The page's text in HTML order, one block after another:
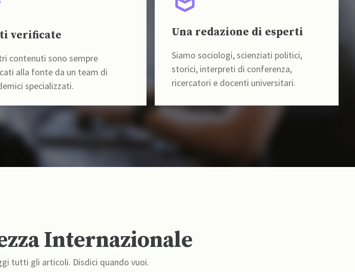
verificate
contenuti sono sempre
alla fonte da un team di
specializzati.
Una redazione di esperti
Siamo sociologi, scienziati politici,
storici, interpreti di conferenza,
ricercatori e docenti universitari.
Internazionale
tutti gli articoli. Disdici quando vuoi.